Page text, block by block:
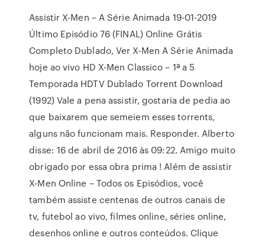
Assistir X-Men – A Série Animada 19-01-2019
Último Episódio 76 (FINAL) Online Grátis
Completo Dublado, Ver X-Men A Série Animada
hoje ao vivo HD X-Men Classico – 1ª a 5
Temporada HDTV Dublado Torrent Download
(1992) Vale a pena assistir, gostaria de pedia ao
que baixarem que semeiem esses torrents,
alguns não funcionam mais. Responder. Alberto
disse: 16 de abril de 2016 às 09:22. Amigo muito
obrigado por essa obra prima ! Além de assistir
X-Men Online – Todos os Episódios, você
também assiste centenas de outros canais de
tv, futebol ao vivo, filmes online, séries online,
desenhos online e outros conteúdos. Clique